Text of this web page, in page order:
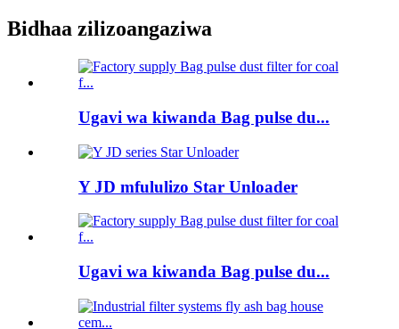
Bidhaa zilizoangaziwa
Ugavi wa kiwanda Bag pulse du...
Y JD mfululizo Star Unloader
Ugavi wa kiwanda Bag pulse du...